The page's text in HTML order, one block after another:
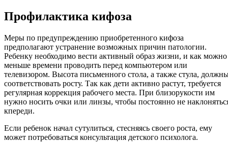
Профилактика кифоза
Меры по предупреждению приобретенного кифоза
предполагают устранение возможных причин патологии.
Ребенку необходимо вести активный образ жизни, и как можно
меньше времени проводить перед компьютером или
телевизором. Высота письменного стола, а также стула,
соответствовать росту. Так как дети активно растут, требуется
регулярная коррекция рабочего места. При близорукости им
нужно носить очки или линзы, чтобы постоянно не
кпереди.
Если ребенок начал сутулиться, стесняясь своего роста, ему
может потребоваться консультация детского психолога.